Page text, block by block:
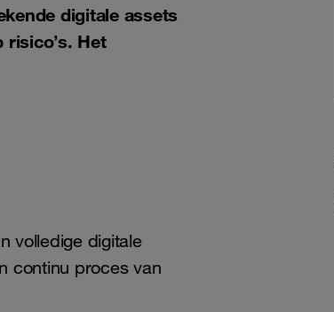
digitale assets
Het
volledige digitale
continu proces van